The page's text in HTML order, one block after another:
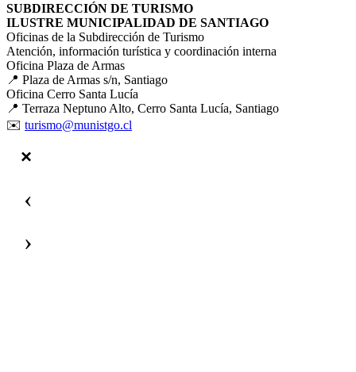
SUBDIRECCIÓN DE TURISMO
ILUSTRE MUNICIPALIDAD DE SANTIAGO
Oficinas de la Subdirección de Turismo
Atención, información turística y coordinación interna
Oficina Plaza de Armas
📍 Plaza de Armas s/n, Santiago
Oficina Cerro Santa Lucía
📍 Terraza Neptuno Alto, Cerro Santa Lucía, Santiago
✉️ turismo@munistgo.cl
‹
›